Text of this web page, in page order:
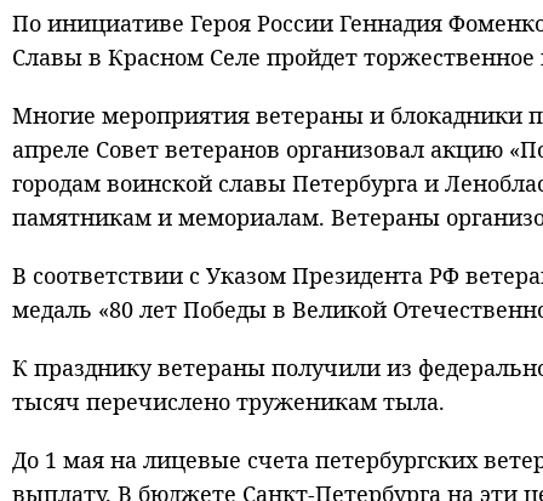
По инициативе Героя России Геннадия
Славы в Красном Селе пройдет
Многие мероприятия ветераны и блокадники
апреле Совет ветеранов организовал акцию
городам воинской славы Петербурга и
памятникам и мемориалам. Ветераны
В соответствии с Указом Президента РФ
медаль «80 лет Победы в Великой
К празднику ветераны получили из
тысяч перечислено труженикам тыла.
До 1 мая на лицевые счета петербургских
выплату. В бюджете Санкт‑Петербурга на эти